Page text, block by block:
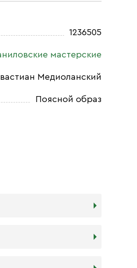
1236505
мастерские
Медиоланский
Поясной образ
не менее,